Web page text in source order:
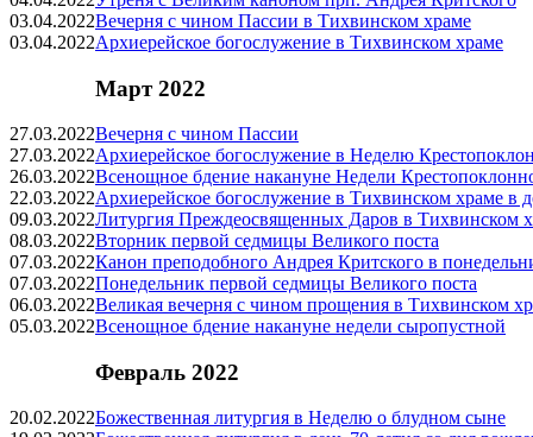
03.04.2022Вечерня с чином Пассии в Тихвинском храме
03.04.2022Архиерейское богослужение в Тихвинском храме
Март 2022
27.03.2022Вечерня с чином Пассии
27.03.2022Архиерейское богослужение в Неделю
26.03.2022Всенощное бдение накануне Недели
22.03.2022Архиерейское богослужение в Тихвинском храме в
09.03.2022Литургия Преждеосвященных Даров в Тихвинском
08.03.2022Вторник первой седмицы Великого поста
07.03.2022Канон преподобного Андрея Критского в
07.03.2022Понедельник первой седмицы Великого поста
06.03.2022Великая вечерня с чином прощения в Тихвинском
05.03.2022Всенощное бдение накануне недели сыропустной
Февраль 2022
20.02.2022Божественная литургия в Неделю о блудном сыне